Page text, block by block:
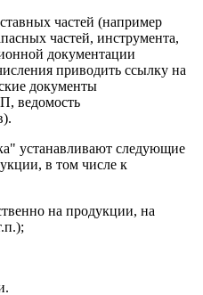
частей (например
частей, инструмента,
документации
приводить ссылку на
документы
ведомость
устанавливают следующие
в том числе к
на продукции, на